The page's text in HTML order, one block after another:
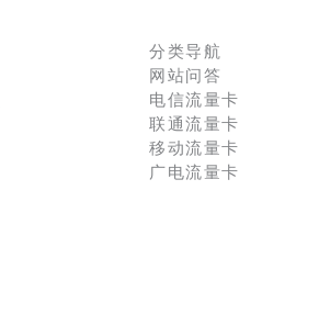
分类导航
网站问答
电信流量卡
联通流量卡
移动流量卡
广电流量卡